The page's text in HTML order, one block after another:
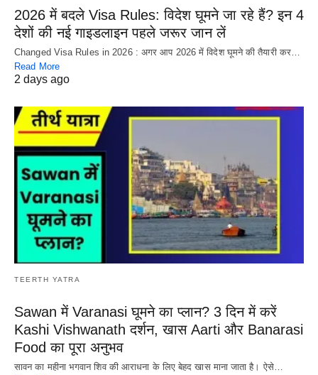
2026 में बदले Visa Rules: विदेश घूमने जा रहे हैं? इन 4
देशों की नई गाइडलाइन पहले जरूर जान लें
Changed Visa Rules in 2026 : अगर आप 2026 में विदेश घूमने की तैयारी कर…
Read More
2 days ago
TEERTH YATRA
Sawan में Varanasi घूमने का प्लान? 3 दिन में करें
Kashi Vishwanath दर्शन, खास Aarti और Banarasi
Food का पूरा अनुभव
सावन का महीना भगवान शिव की आराधना के लिए बेहद खास माना जाता है। ऐसे…